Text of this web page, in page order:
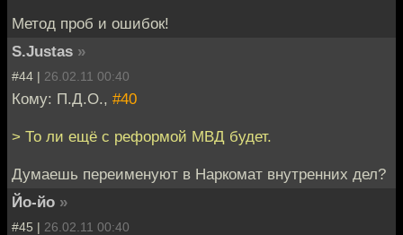
Метод проб и ошибок!
S.Justas »
#44 | 26.02.11 00:40
Кому: П.Д.О., #40
> То ли ещё с реформой МВД будет.
Думаешь переименуют в Наркомат внутренних дел?
Йо-йо »
#45 | 26.02.11 00:40